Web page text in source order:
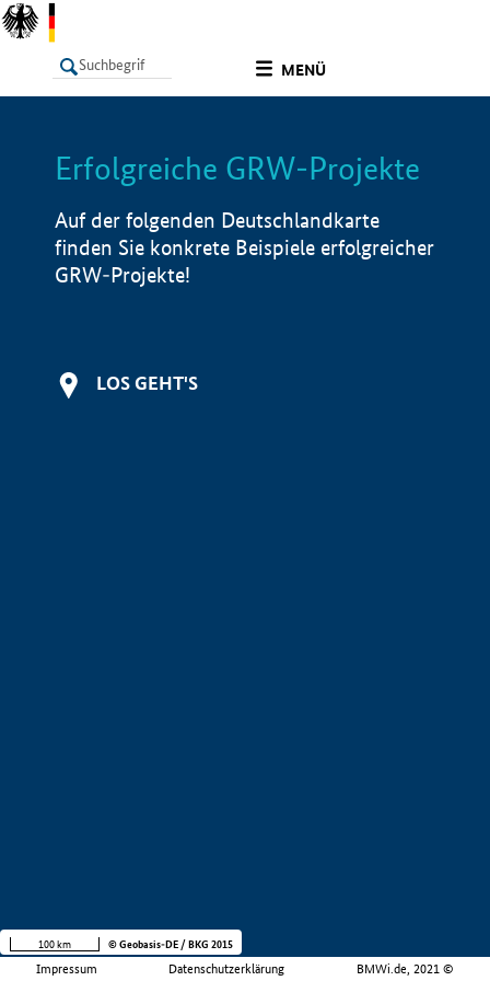
MENÜ
LISTE Info
Erfolgreiche GRW-Projekte
Auf der folgenden Deutschlandkarte
finden Sie konkrete Beispiele erfolgreicher
GRW-Projekte!
LOS GEHT'S
Impressum Datenschutzerklärung BMWi.de, 2021 ©
100 km © Geobasis-DE / BKG 2015